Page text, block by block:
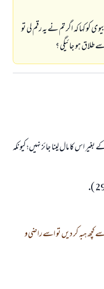
كو كہا كہ اگر تم نے يہ رقم لى تو
طلاق ہو جائيگى ؟
اس كا مال لينا جائز نہيں؛ كيونكہ
ہبہ كر ديں تو اسے راضى و